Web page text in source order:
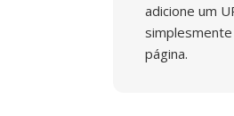
adicione um
página.